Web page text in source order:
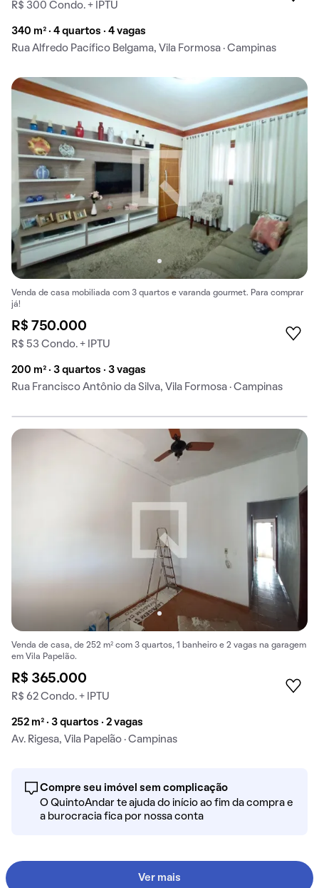
R$ 300 Condo. + IPTU
340 m² · 4 quartos · 4 vagas
Rua Alfredo Pacífico Belgama, Vila Formosa · Campinas
Venda de casa mobiliada com 3 quartos e varanda gourmet. Para comprar
já!
R$ 750.000
R$ 53 Condo. + IPTU
200 m² · 3 quartos · 3 vagas
Rua Francisco Antônio da Silva, Vila Formosa · Campinas
Venda de casa, de 252 m² com 3 quartos, 1 banheiro e 2 vagas na garagem
em Vila Papelão.
R$ 365.000
R$ 62 Condo. + IPTU
252 m² · 3 quartos · 2 vagas
Av. Rigesa, Vila Papelão · Campinas
Compre seu imóvel sem complicação
O QuintoAndar te ajuda do início ao fim da compra e
a burocracia fica por nossa conta
Ver mais